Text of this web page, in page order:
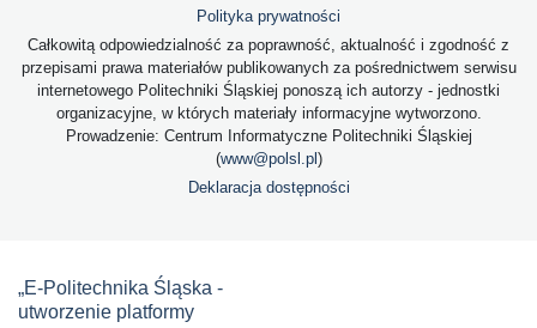
Polityka prywatności
Całkowitą odpowiedzialność za poprawność, aktualność i zgodność z
przepisami prawa materiałów publikowanych za pośrednictwem serwisu
internetowego Politechniki Śląskiej ponoszą ich autorzy - jednostki
organizacyjne, w których materiały informacyjne wytworzono.
Prowadzenie: Centrum Informatyczne Politechniki Śląskiej
(www@polsl.pl )
Deklaracja dostępności
„E-Politechnika Śląska -
utworzenie platformy